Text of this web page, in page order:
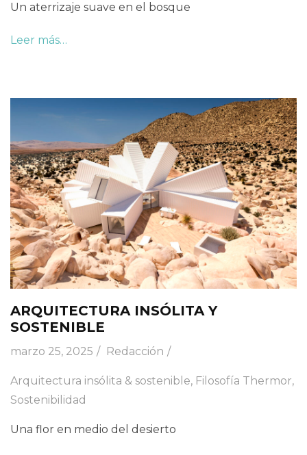
Un aterrizaje suave en el bosque
Leer más…
ARQUITECTURA INSÓLITA Y
SOSTENIBLE
marzo 25, 2025 Redacción
Arquitectura insólita & sostenible, Filosofía Thermor,
Sostenibilidad
Una flor en medio del desierto